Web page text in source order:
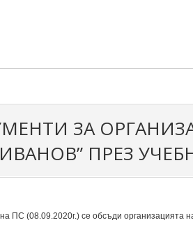
ЗА
ПРЕЗ
ПС (08.09.2020г.) се обсъди организацията